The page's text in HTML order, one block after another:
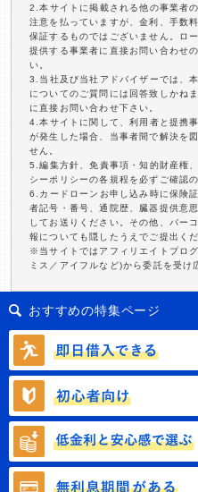
2.本サイトに掲載される他の事業者
注意を払っていますが、金利、手数
保証するものではございません。ロ
提供する事業者に直接お問い合わせ
い。
3.当社及び当社アドバイザーでは、
についてのご質問には回答致しかね
に直接お問い合わせ下さい。
4.本サイトに関して、利用者と提携
が発生した場合、当事者間で解決を
せん。
5.編集方針、免責事項・知的財産権
シーポリシーの各規程を必ずご確認
6.カードローンお申し込み時に保険
者記号・番号、通院歴、臓器提供意
してお送りください。その他、バー
報についても隠したうえでご提出くだ
※当サイトではアフィリエイトプロ
ミス／アイフルなど)から委託を受け
おすすめの特集ページ